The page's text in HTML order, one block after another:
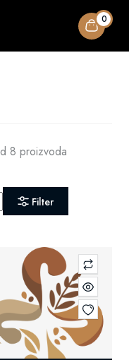
0
8 proizvoda
Filter